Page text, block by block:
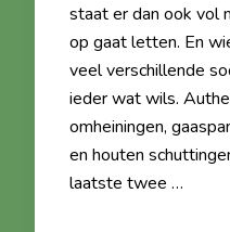
staat er dan ook vol
op gaat letten. En
veel verschillende
ieder wat wils.
omheiningen,
en houten
laatste twee …